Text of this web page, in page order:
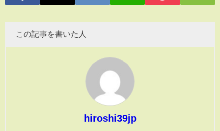
この記事を書いた人
hiroshi39jp